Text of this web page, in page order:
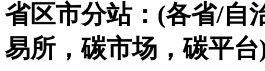
省区市分站：(各省/自
易所，碳市场，碳平台